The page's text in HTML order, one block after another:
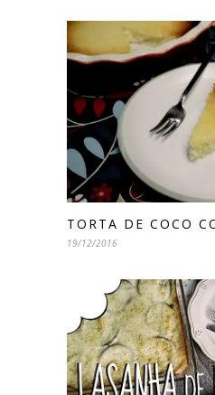
TORTA DE COCO
19/12/2016